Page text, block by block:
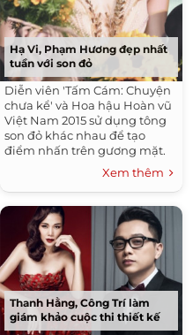
Hạ Vi, Phạm Hương đẹp nhất
tuần với son đỏ
Diễn viên 'Tấm Cám: Chuyện
chưa kể' và Hoa hậu Hoàn vũ
Việt Nam 2015 sử dụng tông
son đỏ khác nhau để tạo
điểm nhấn trên gương mặt.
Xem thêm
Thanh Hằng, Công Trí làm
giám khảo cuộc thi thiết kế